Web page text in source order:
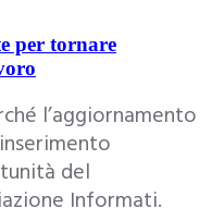
per tornare
l’aggiornamento
del
Informati.